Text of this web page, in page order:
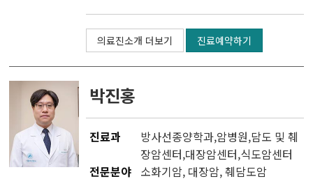
의료진소개 더보기 진료예약하기
박진홍
진료과 방사선종양학과,암병원,담도 및 췌
장암센터,대장암센터,식도암센터
전문분야 소화기암, 대장암, 췌담도암